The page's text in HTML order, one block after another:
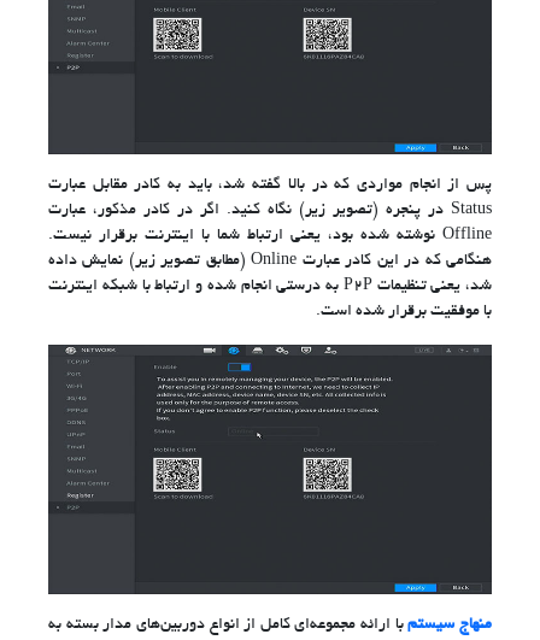
پس از انجام مواردی که در بالا گفته شد، باید به کادر مقابل عبارت
Status در پنجره (تصویر زیر) نگاه کنید. اگر در کادر مذکور، عبارت
Offline نوشته شده بود، یعنی ارتباط شما با اینترنت برقرار نیست.
هنگامی که در این کادر عبارت Online (مطابق تصویر زیر) نمایش داده
شد، یعنی تنظیمات P2P به درستی انجام شده و ارتباط با شبکه اینترنت
با موفقیت برقرار شده است.
منهاج سیستمبا ارائه مجموعه‌ای کامل از انواع دوربین‌های مدار بسته به